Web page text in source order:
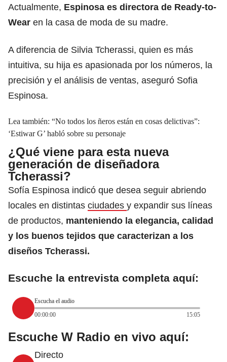
Actualmente, Espinosa es directora de Ready-to-
Wear en la casa de moda de su madre.
A diferencia de Silvia Tcherassi, quien es más
intuitiva, su hija es apasionada por los números, la
precisión y el análisis de ventas, aseguró Sofia
Espinosa.
Lea también: “No todos los ñeros están en cosas delictivas”:
‘Estiwar G’ habló sobre su personaje
¿Qué viene para esta nueva
generación de diseñadora
Tcherassi?
Sofía Espinosa indicó que desea seguir abriendo
locales en distintas ciudades y expandir sus líneas
de productos, manteniendo la elegancia, calidad
y los buenos tejidos que caracterizan a los
diseños Tcherassi.
Escuche la entrevista completa aquí:
Escucha el audio
00:00:00
15:05
Escuche W Radio en vivo aquí:
Directo